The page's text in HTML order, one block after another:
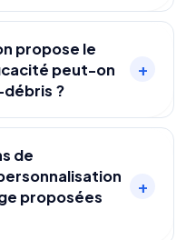
faïence, coque
pointes de
de 5 heures
3 heures pour
grâce à sa batterie
propose le
peut-on
?
+
double filtration
de 180 microns et un
de 25 microns,
bien les feuilles
une eau claire
de
proposées
+